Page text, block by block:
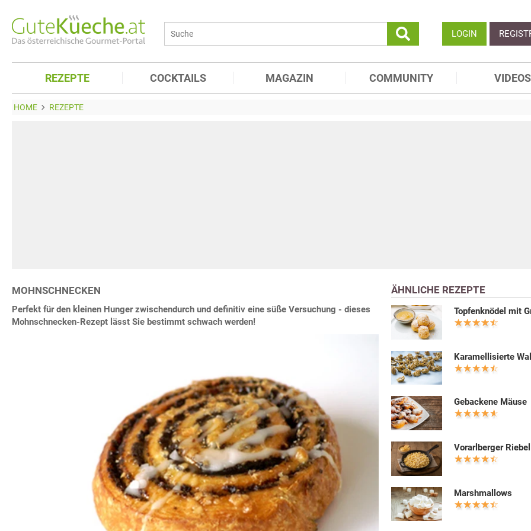
LOGIN
REZEPTE COCKTAILS MAGAZIN COMMUNITY VIDEOS
HOME REZEPTE
MOHNSCHNECKEN
Perfekt für den kleinen Hunger zwischendurch und definitiv eine süße Versuchung - dieses
Mohnschnecken-Rezept lässt Sie bestimmt schwach werden!
ÄHNLICHE REZEPTE
Topfenknödel mit
Karamellisierte
Gebackene Mäuse
Vorarlberger Riebel
Marshmallows